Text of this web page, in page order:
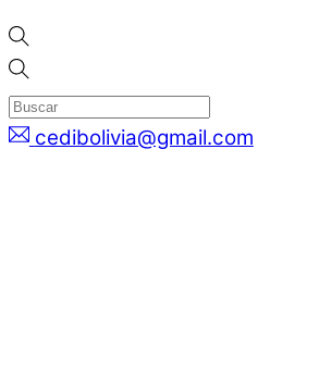
cedibolivia@gmail.com